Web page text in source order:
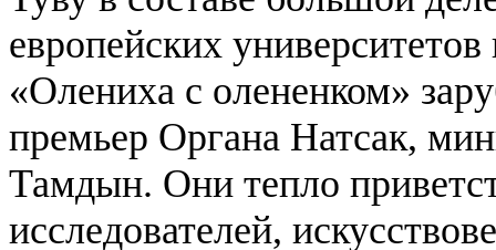
европейских
«Олениха с олененком»
премьер Органа Натсак,
Тамдын. Они тепло
исследователей,